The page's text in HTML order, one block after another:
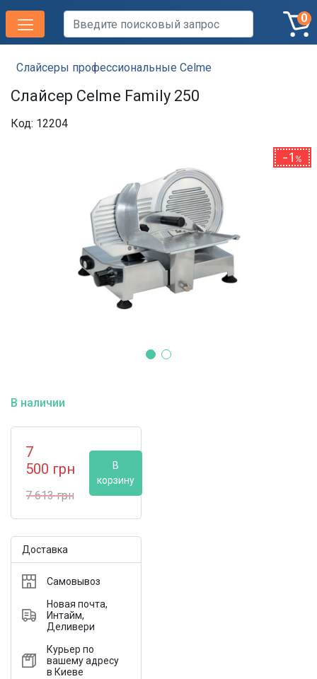
0
Слайсеры профессиональные Celme
Слайсер Celme Family 250
Код: 12204
1%
В наличии
7
500 грн
7 613грн
В
корзину
Доставка
Самовывоз
Новая почта,
Интайм,
Деливери
Курьер по
вашему адресу
в Киеве